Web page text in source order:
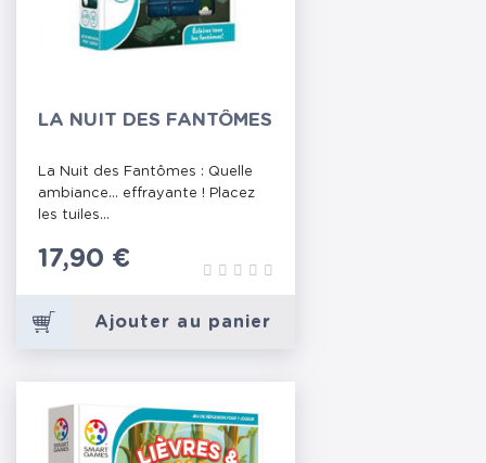
LA NUIT DES FANTÔMES
La Nuit des Fantômes : Quelle
ambiance... effrayante ! Placez
les tuiles...
Prix
17,90 €
Ajouter au panier